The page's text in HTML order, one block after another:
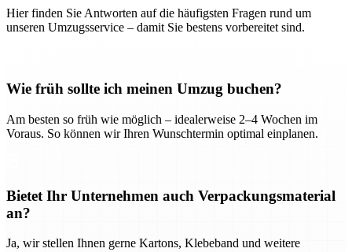
Hier finden Sie Antworten auf die häufigsten Fragen rund um
unseren Umzugsservice – damit Sie bestens vorbereitet sind.
Wie früh sollte ich meinen Umzug buchen?
Am besten so früh wie möglich – idealerweise 2–4 Wochen im
Voraus. So können wir Ihren Wunschtermin optimal einplanen.
Bietet Ihr Unternehmen auch Verpackungsmaterial
an?
Ja, wir stellen Ihnen gerne Kartons, Klebeband und weitere